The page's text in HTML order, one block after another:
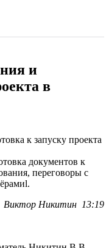
и
в
документов к
переговоры с
Виктор Никитин 13:19